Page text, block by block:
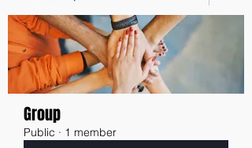
Group
Public · 1 member